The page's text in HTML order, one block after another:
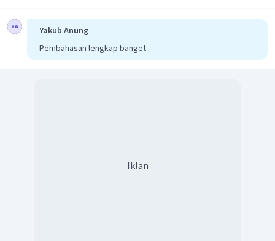
4sdan 4p, yaitu
. Jika unsur tersebut akan berikatan
dengan unsur lain, maka unsur tersebut akan mengikat
atau menyerap dua buah elektron agar memiliki total 8
Yakub Anung
Pembahasan lengkap banget
Iklan